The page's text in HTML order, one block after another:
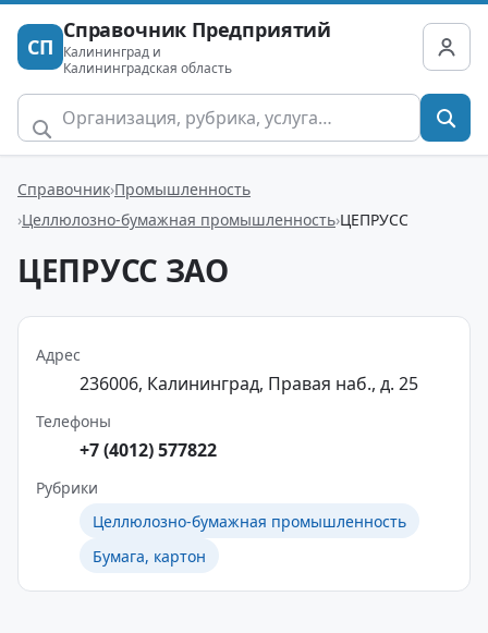
СП
Справочник Предприятий
Калининград и
Калининградская область
Справочник Промышленность
Целлюлозно-бумажная промышленность ЦЕПРУСС
ЦЕПРУСС ЗАО
Адрес
236006, Калининград, Правая наб., д. 25
Телефоны
+7 (4012) 577822
Рубрики
Целлюлозно-бумажная промышленность
Бумага, картон